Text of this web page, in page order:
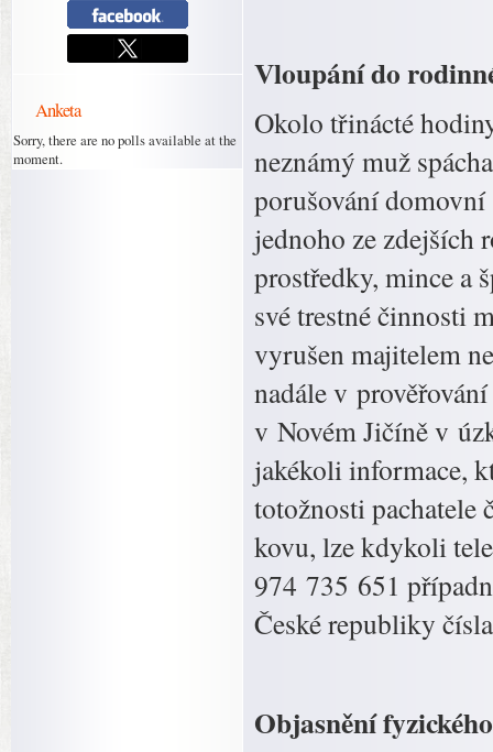
Anketa
Sorry, there are no polls available at the
moment.
Vloupání do
Okolo třinácté
neznámý muž
porušování domovní
jednoho ze
prostředky, mince a
své trestné činnosti
vyrušen majitelem
nadále v
v Novém Jičíně v
jakékoli informace,
totožnosti pachatele
kovu, lze kdykoli
974 735 651
České republiky
Objasnění